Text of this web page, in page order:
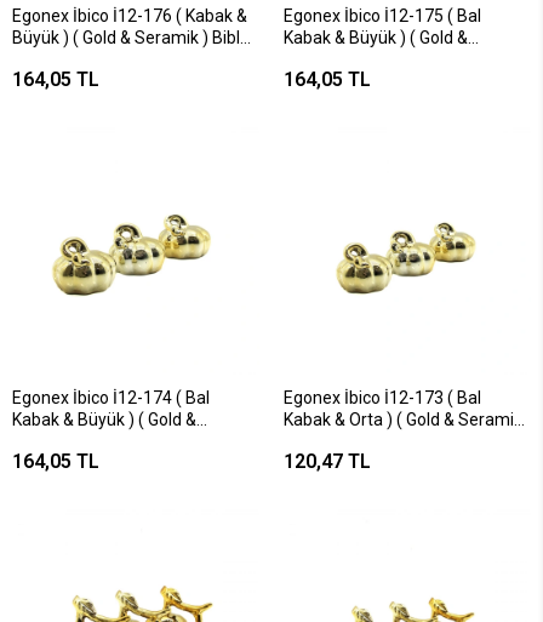
Egonex İbico İ12-176 ( Kabak &
Büyük ) ( Gold & Seramik ) Biblo
164,05 TL
Egonex İbico İ12-175 ( Bal
Kabak & Büyük ) ( Gold &
Eşyası*12x12
164,05 TL
Egonex İbico İ12-174 ( Bal
Kabak & Büyük ) ( Gold &
Eşyası*6x16
164,05 TL
Egonex İbico İ12-173 ( Bal
Kabak & Orta ) ( Gold & Seramik
Eşyası*12x12
120,47 TL